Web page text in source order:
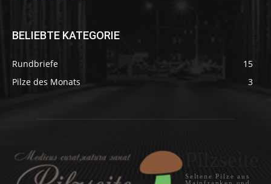
BELIEBTE KATEGORIE
Rundbriefe
15
Pilze des Monats
3
Seltene Pilze aus